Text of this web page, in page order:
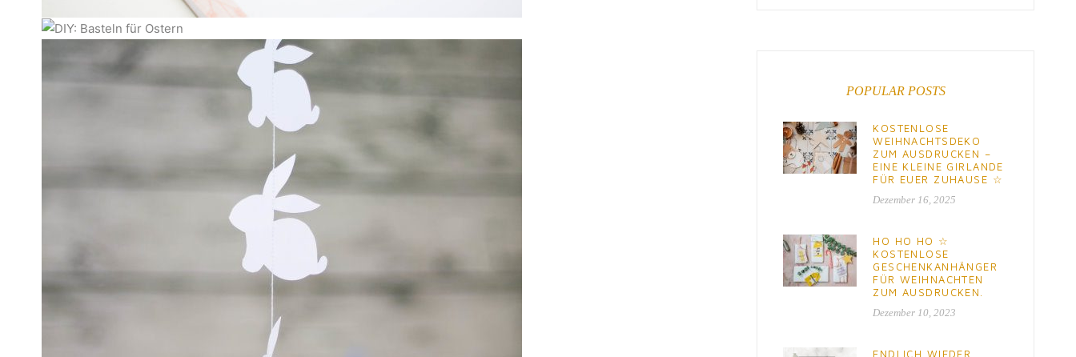
POPULAR POSTS
KOSTENLOSE
WEIHNACHTSDEKO
ZUM AUSDRUCKEN –
EINE KLEINE GIRLANDE
FÜR EUER ZUHAUSE ☆
Dezember 16, 2025
HO HO HO ☆
KOSTENLOSE
GESCHENKANHÄNGER
FÜR WEIHNACHTEN
ZUM AUSDRUCKEN.
Dezember 10, 2023
ENDLICH WIEDER